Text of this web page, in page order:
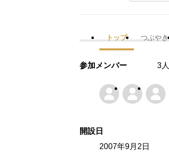
トップ つぶやき
参加メンバー 3人
開設日
2007年9月2日